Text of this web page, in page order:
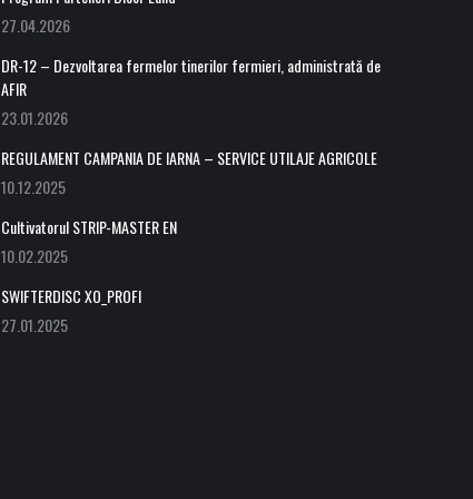
27.04.2026
DR-12 – Dezvoltarea fermelor tinerilor fermieri, administrată de
AFIR
23.01.2026
REGULAMENT CAMPANIA DE IARNA – SERVICE UTILAJE AGRICOLE
10.12.2025
Cultivatorul STRIP-MASTER EN
10.02.2025
SWIFTERDISC XO_PROFI
27.01.2025